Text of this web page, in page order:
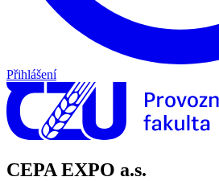
Přihlášení
CEPA EXPO a.s.